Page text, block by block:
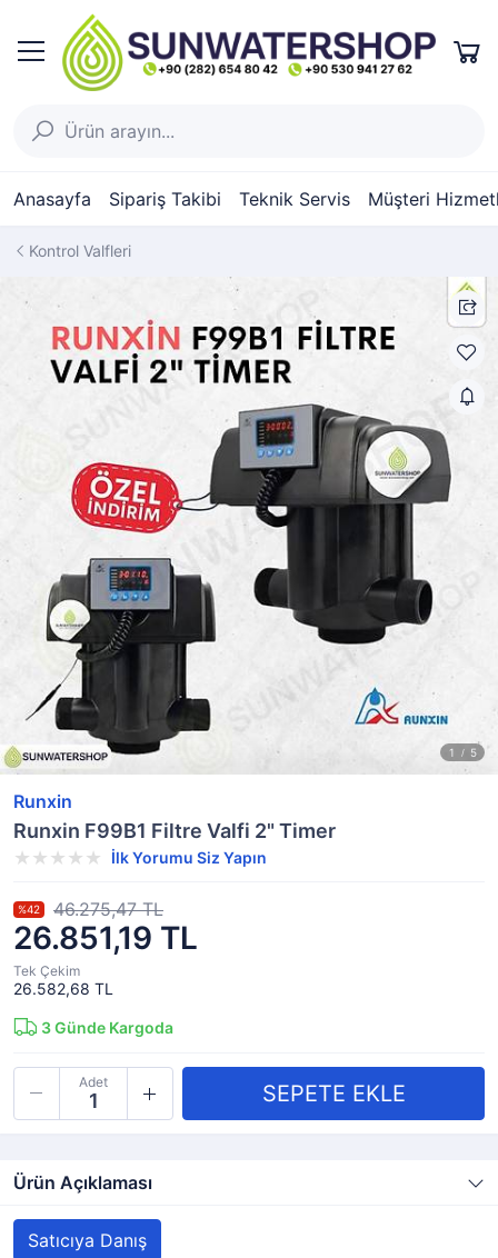
Anasayfa Sipariş Takibi Teknik Servis Müşteri
Kontrol Valfleri
Runxin
Runxin F99B1 Filtre Valfi 2" Timer
İlk Yorumu Siz Yapın
26.851,19 TL
%42 46.275,47 TL
Tek Çekim
26.582,68 TL
3Günde Kargoda
Adet
Ürün Açıklaması
Satıcıya Danış